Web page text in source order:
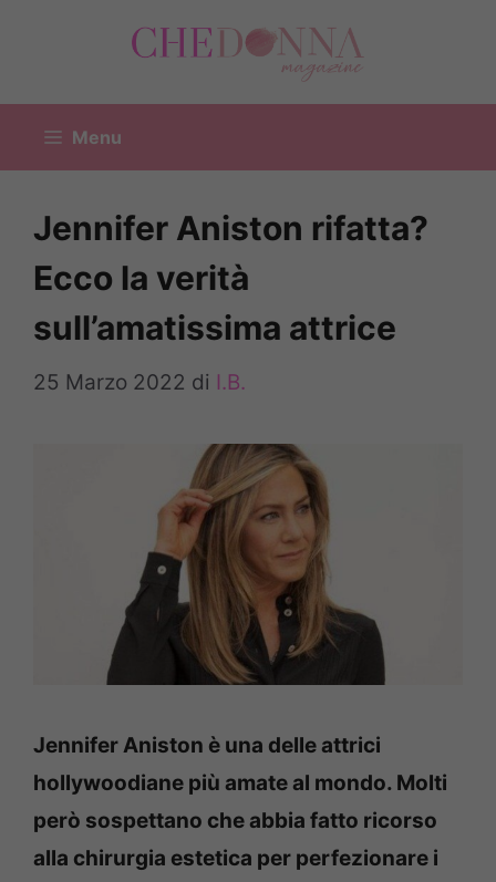
Menu
Jennifer Aniston rifatta?
Ecco la verità
sull’amatissima attrice
25 Marzo 2022 di I.B.
Jennifer Aniston è una delle attrici
hollywoodiane più amate al mondo. Molti
però sospettano che abbia fatto ricorso
alla chirurgia estetica per perfezionare i